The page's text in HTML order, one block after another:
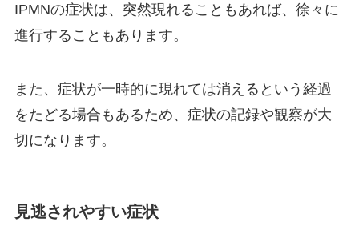
IPMNの症状は、突然現れることもあれば、徐々に
進行することもあります。
また、症状が一時的に現れては消えるという経過
をたどる場合もあるため、症状の記録や観察が大
切になります。
見逃されやすい症状